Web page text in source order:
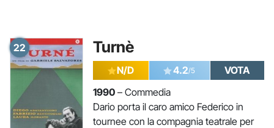
22 Turnè
N/D 4.2/5
VOTA
1990 – Commedia
Dario porta il caro amico Federico in
tournee con la compagnia teatrale per